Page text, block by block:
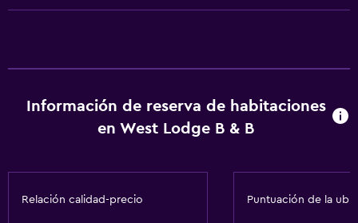
Información de reserva de habitaciones
en West Lodge B & B
Relación calidad-precio Puntuación de la